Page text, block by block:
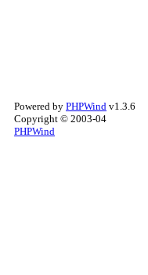
Powered by PHPWind v1.3.6
Copyright © 2003-04
PHPWind